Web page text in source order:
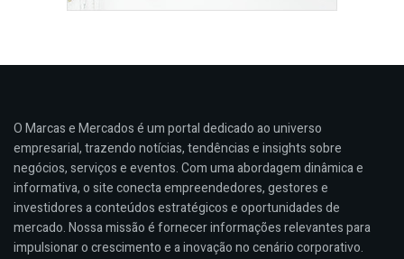
O Marcas e Mercados é um portal dedicado ao universo
empresarial, trazendo notícias, tendências e insights sobre
negócios, serviços e eventos. Com uma abordagem dinâmica e
informativa, o site conecta empreendedores, gestores e
investidores a conteúdos estratégicos e oportunidades de
mercado. Nossa missão é fornecer informações relevantes para
impulsionar o crescimento e a inovação no cenário corporativo.